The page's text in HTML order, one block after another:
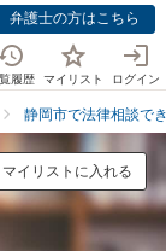
弁護士の方はこちら
履歴 マイリスト ログイン
静岡市で法律相談で
マイリストに入れる